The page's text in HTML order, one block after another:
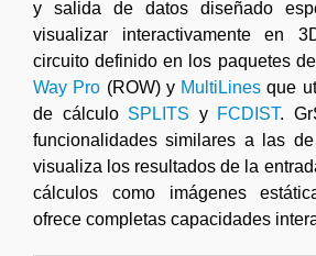
y salida de datos diseñado
visualizar interactivamente en
circuito definido en los paquetes
Way Pro (ROW) y MultiLines que
de cálculo SPLITS y FCDIST.
funcionalidades similares a las
visualiza los resultados de la
cálculos como imágenes
ofrece completas capacidades